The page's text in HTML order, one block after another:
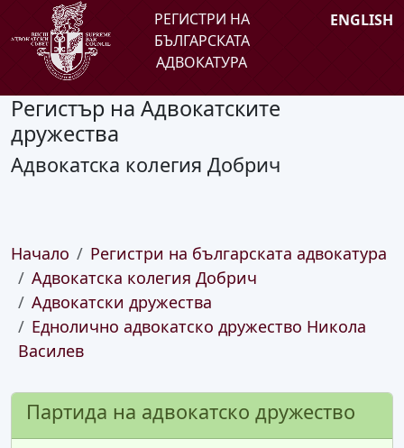
РЕГИСТРИ НА
БЪЛГАРСКАТА
АДВОКАТУРА
ENGLISH
Регистър на Адвокатските
дружества
Адвокатска колегия Добрич
Начало
Регистри на българската адвокатура
Адвокатска колегия Добрич
Адвокатски дружества
Еднолично адвокатско дружество Никола
Василев
Партида на адвокатско дружество